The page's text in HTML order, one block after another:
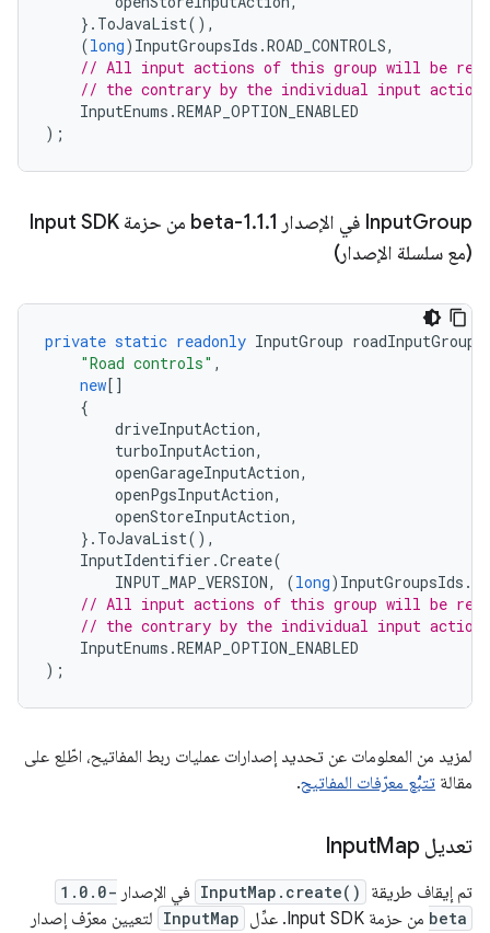
}. ToJavaList(),
(long) InputGroupsIds .ROAD_CONTROLS,
// All input actions of this group will be
// the contrary by the individual input
InputEnums .REMAP_OPTION_ENABLED
);
InputGroup في الإصدار 1 .1.
1-beta من حزمة Input SDK
(مع سلسلة الإصدار)
private static readonly InputGroup roadInputGroup
"Road controls" ,
new []
{
driveInputAction,
turboInputAction,
openGarageInputAction,
openPgsInputAction,
openStoreInputAction,
}. ToJavaList(),
InputIdentifier .Create(
INPUT_MAP_VERSION, (long) InputGroupsIds .
// All input actions of this group will be
// the contrary by the individual input
InputEnums .REMAP_OPTION_ENABLED
);
لمزيد من المعلومات عن تحديد إصدارات عمليات ربط المفاتيح، اطّلِع على
مقالة تتبُّع معرّفات المفاتيح.
تعديل InputMap
تم إيقاف طريقة InputMap.create() في الإصدار 1.0.0-
beta من حزمة Input SDK. عدِّل InputMap لتعيين معرّف إصدار